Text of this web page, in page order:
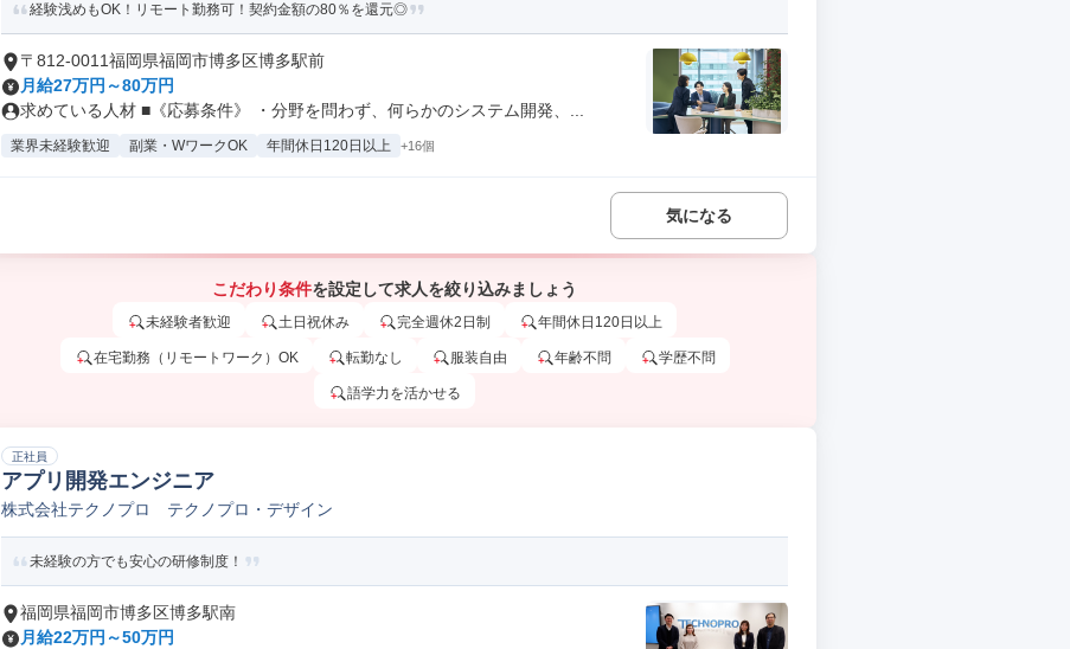
経験浅めもOK！リモート勤務可！契約金額の80％を還元◎
〒812-0011福岡県福岡市博多区博多駅前
月給27万円～80万円
求めている人材 ■《応募条件》 ・分野を問わず、何らかのシステム開発、...
業界未経験歓迎 副業・WワークOK 年間休日120日以上 +16個
気になる
こだわり条件を設定して求人を絞り込みましょう
未経験者歓迎 土日祝休み 完全週休2日制 年間休日120日以上
在宅勤務（リモートワーク）OK 転勤なし 服装自由 年齢不問 学歴不問
語学力を活かせる
正社員
アプリ開発エンジニア
株式会社テクノプロ テクノプロ・デザイン
未経験の方でも安心の研修制度！
福岡県福岡市博多区博多駅南
月給22万円～50万円